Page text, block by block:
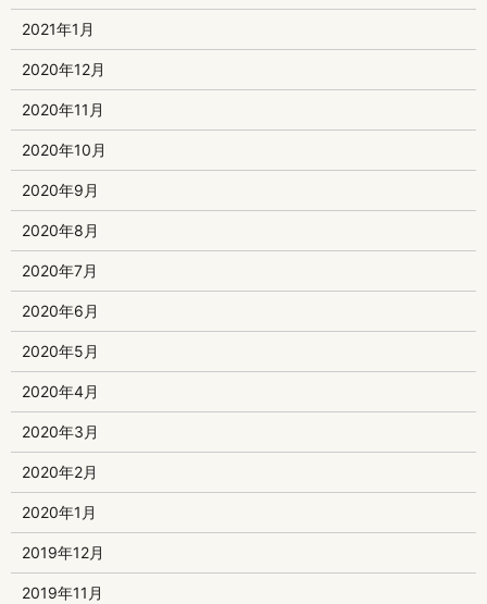
2021年1月
2020年12月
2020年11月
2020年10月
2020年9月
2020年8月
2020年7月
2020年6月
2020年5月
2020年4月
2020年3月
2020年2月
2020年1月
2019年12月
2019年11月